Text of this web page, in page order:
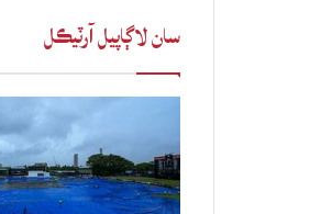
سان لاڳاپيل آرٽيڪل